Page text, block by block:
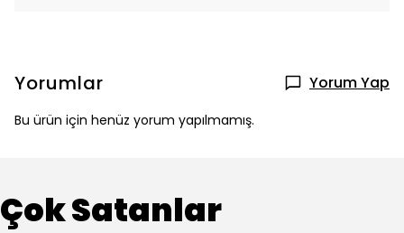
Yorumlar Yorum Yap
Bu ürün için henüz yorum yapılmamış.
Çok Satanlar